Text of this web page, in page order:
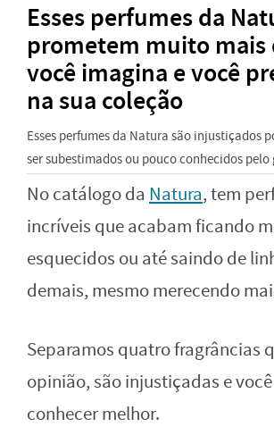
Esses perfumes da
prometem muito mais
você imagina e você
na sua coleção
Esses perfumes da Natura são injustiçados
ser subestimados ou pouco conhecidos
No catálogo da Natura, tem
incríveis que acabam ficando
esquecidos ou até saindo de
demais, mesmo merecendo
Separamos quatro fragrâncias
opinião, são injustiçadas e
conhecer melhor.